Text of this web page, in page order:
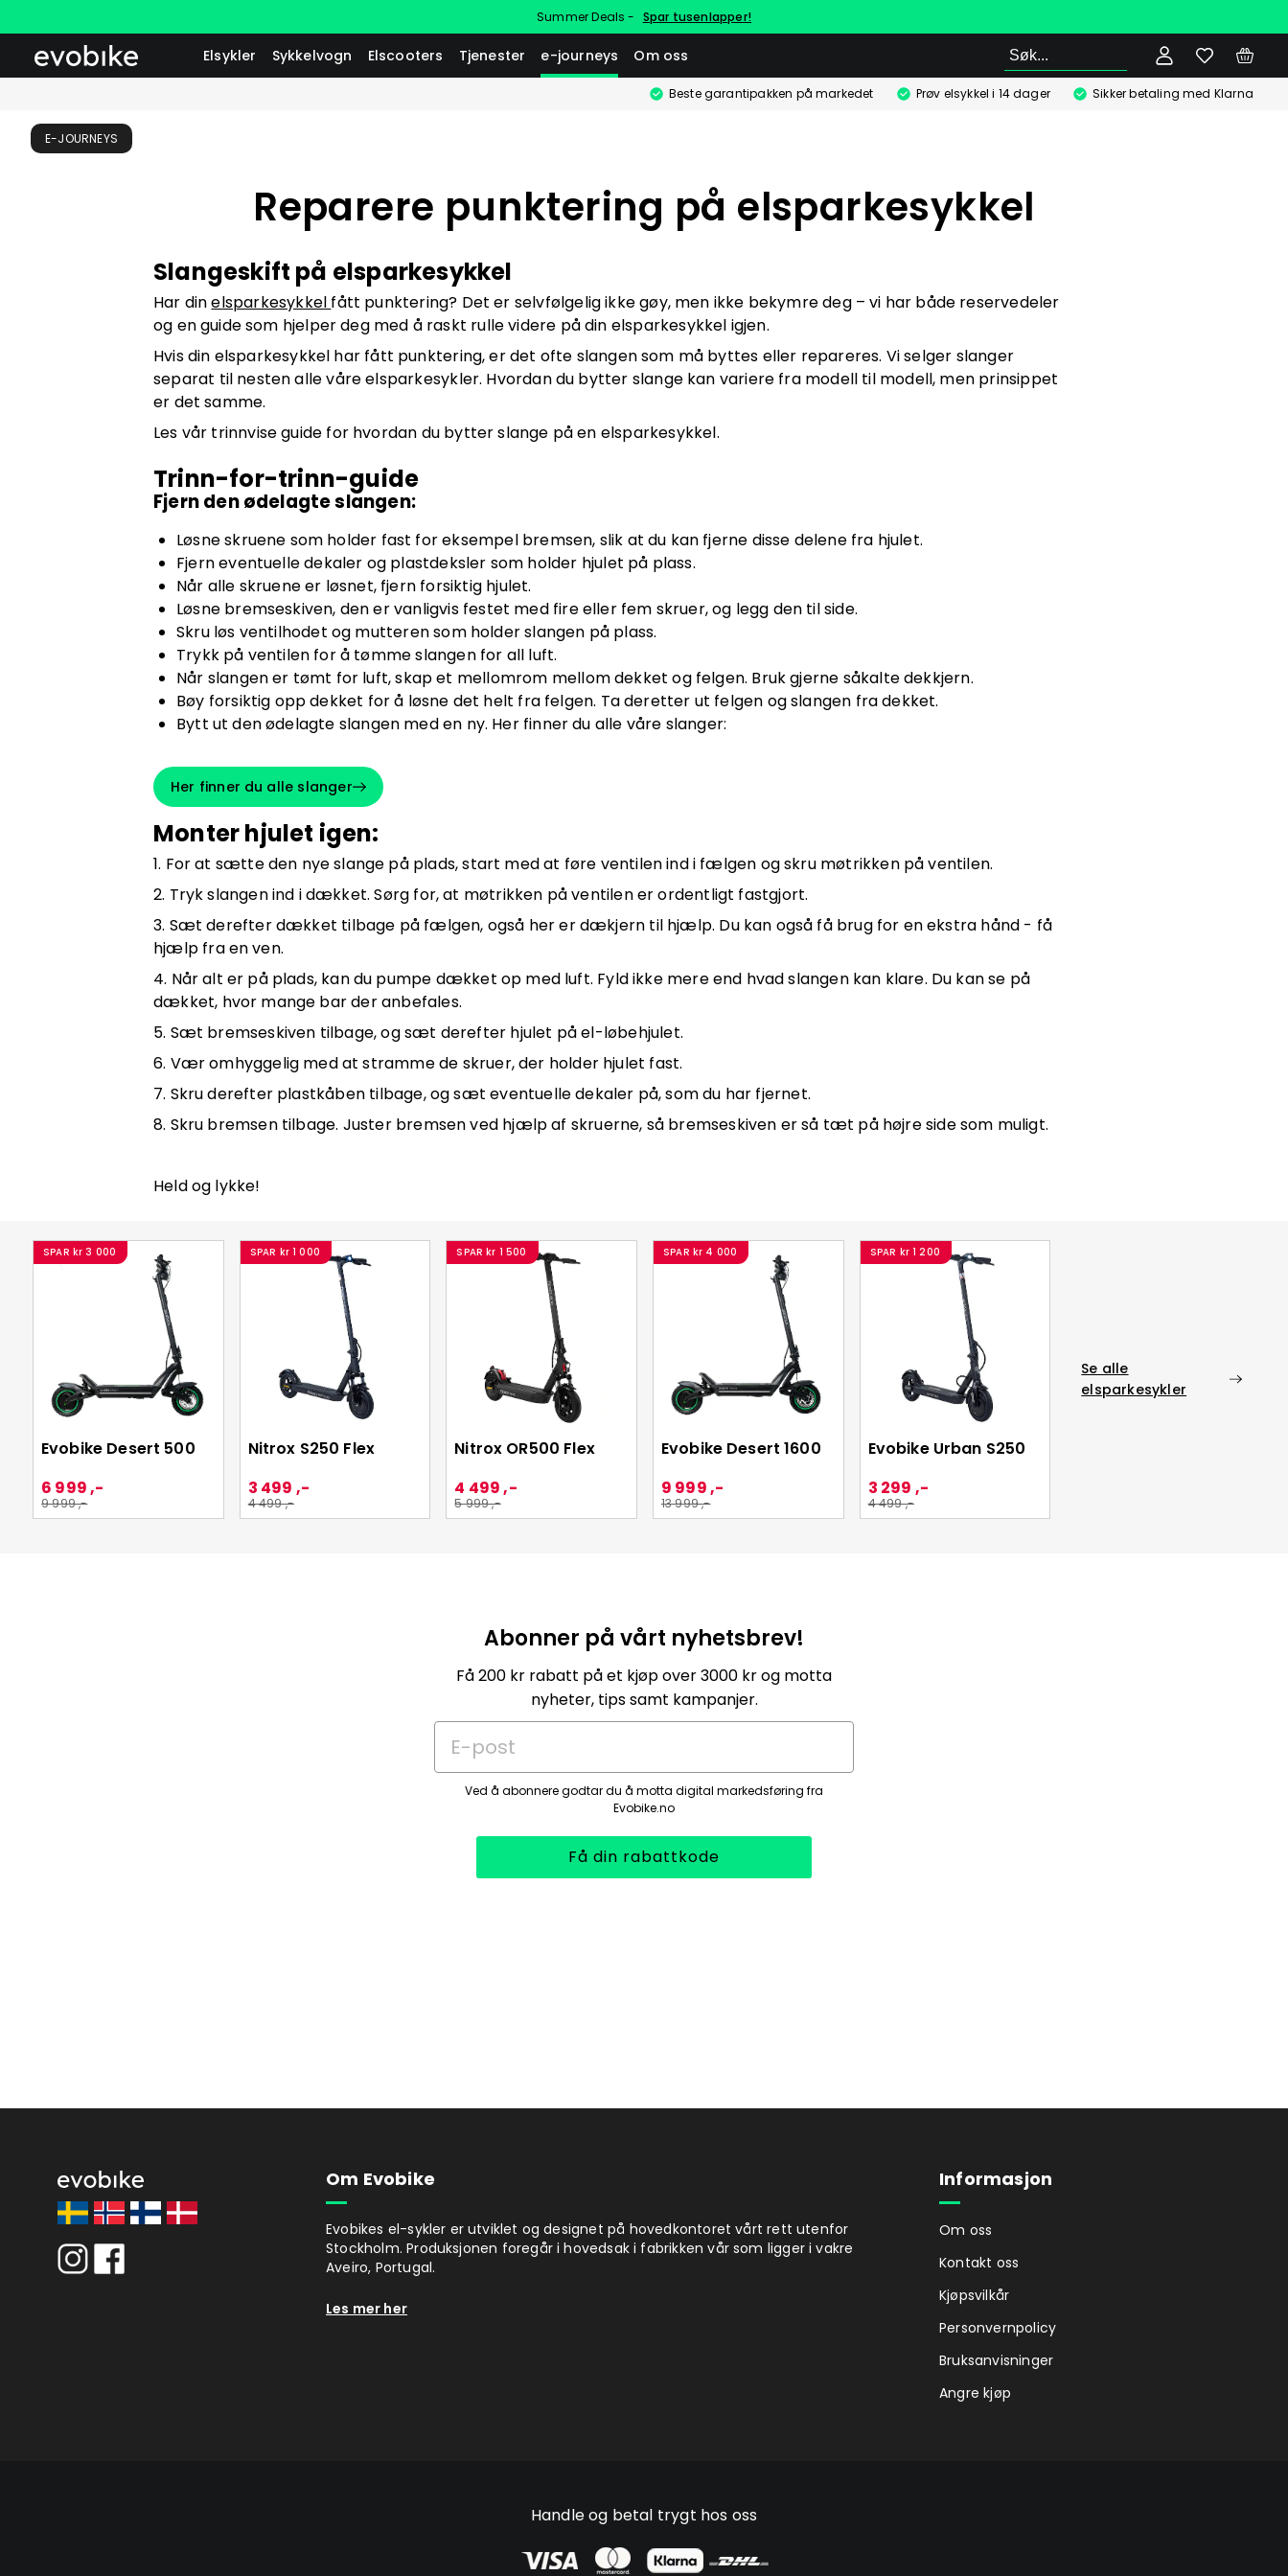
Summer Deals - Spar tusenlapper!
Elsykler Sykkelvogn Elscooters Tjenester e-journeys Om oss Søk
Beste garantipakken på markedet Prøv elsykkel i 14 dager Sikker betaling med Klarna
E-JOURNEYS
Reparere punktering på elsparkesykkel
Slangeskift på elsparkesykkel
Har dinelsparkesykkel fått punktering? Det er selvfølgelig ikke gøy, men ikke bekymre deg – vi har både reservedeler
og en guide som hjelper deg med å raskt rulle videre på din elsparkesykkel igjen.
Hvis din elsparkesykkel har fått punktering, er det ofte slangen som må byttes eller repareres. Vi selger slanger
separat til nesten alle våre elsparkesykler. Hvordan du bytter slange kan variere fra modell til modell, men prinsippet
er det samme.
Les vår trinnvise guide for hvordan du bytter slange på en elsparkesykkel.
Trinn-for-trinn-guide
Fjern den ødelagte slangen:
Løsne skruene som holder fast for eksempel bremsen, slik at du kan fjerne disse delene fra hjulet.
Fjern eventuelle dekaler og plastdeksler som holder hjulet på plass.
Når alle skruene er løsnet, fjern forsiktig hjulet.
Løsne bremseskiven, den er vanligvis festet med fire eller fem skruer, og legg den til side.
Skru løs ventilhodet og mutteren som holder slangen på plass.
Trykk på ventilen for å tømme slangen for all luft.
Når slangen er tømt for luft, skap et mellomrom mellom dekket og felgen. Bruk gjerne såkalte dekkjern.
Bøy forsiktig opp dekket for å løsne det helt fra felgen. Ta deretter ut felgen og slangen fra dekket.
Bytt ut den ødelagte slangen med en ny. Her finner du alle våre slanger:
Her finner du alle slanger
Monter hjulet igen:
1. For at sætte den nye slange på plads, start med at føre ventilen ind i fælgen og skru møtrikken på ventilen.
2. Tryk slangen ind i dækket. Sørg for, at møtrikken på ventilen er ordentligt fastgjort.
3. Sæt derefter dækket tilbage på fælgen, også her er dækjern til hjælp. Du kan også få brug for en ekstra hånd - få
hjælp fra en ven.
4. Når alt er på plads, kan du pumpe dækket op med luft. Fyld ikke mere end hvad slangen kan klare. Du kan se på
dækket, hvor mange bar der anbefales.
5. Sæt bremseskiven tilbage, og sæt derefter hjulet på el-løbehjulet.
6. Vær omhyggelig med at stramme de skruer, der holder hjulet fast.
7. Skru derefter plastkåben tilbage, og sæt eventuelle dekaler på, som du har fjernet.
8. Skru bremsen tilbage. Juster bremsen ved hjælp af skruerne, så bremseskiven er så tæt på højre side som muligt.
Held og lykke!
SPAR kr 3 000
Evobike Desert 500
9 999 ,-
6 999 ,-
SPAR kr 1 000
Nitrox S250 Flex
4 499 ,-
3 499 ,-
SPARkr 1 500
Nitrox OR500 Flex
5 999 ,-
4 499 ,-
SPAR kr 4 000
Evobike Desert 1600
13 999 ,-
9 999 ,-
SPAR kr 1 200
Evobike Urban S250
4 499 ,-
3 299 ,-
Se alle
elsparkesykler
Abonner på vårt nyhetsbrev!
Få 200 kr rabatt på et kjøp over 3000 kr og motta
nyheter, tips samt kampanjer.
E-post
Ved å abonnere godtar du å motta digital markedsføring fra
Evobike.no
Få din rabattkode
Om Evobike
Evobikes el-sykler er utviklet og designet på hovedkontoret vårt rett utenfor
Stockholm. Produksjonen foregår i hovedsak i fabrikken vår som ligger i vakre
Aveiro, Portugal.
Les mer her
Informasjon
Om oss
Kontakt oss
Kjøpsvilkår
Personvernpolicy
Bruksanvisninger
Angre kjøp
Handle og betal trygt hos oss